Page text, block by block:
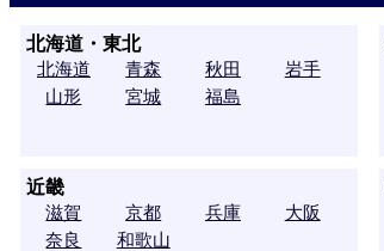
北海道・東北
北海道 青森 秋田
岩手
山形
宮城 福島
近畿
滋賀 京都 兵庫
大阪
奈良
和歌山